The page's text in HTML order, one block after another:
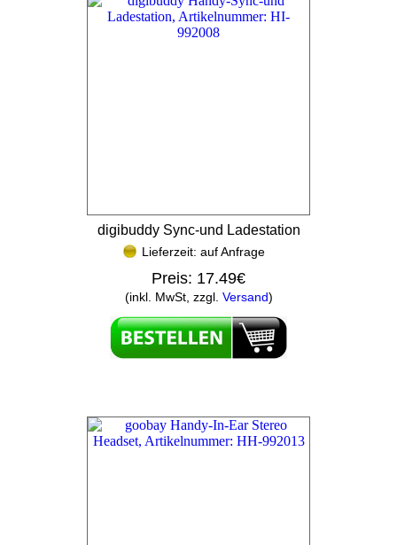
digibuddy Sync-und Ladestation
Lieferzeit: auf Anfrage
Preis: 17.49€
(inkl. MwSt, zzgl. Versand)